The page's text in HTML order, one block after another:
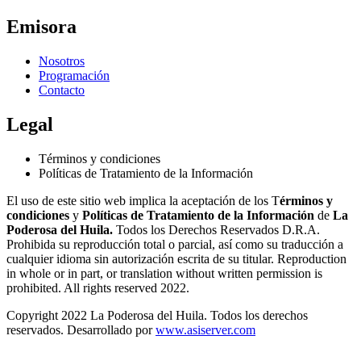
Emisora
Nosotros
Programación
Contacto
Legal
Términos y condiciones
Políticas de Tratamiento de la Información
El uso de este sitio web implica la aceptación de los Términos y
condiciones y Políticas de Tratamiento de la Información de La
Poderosa del Huila. Todos los Derechos Reservados D.R.A.
Prohibida su reproducción total o parcial, así como su traducción a
cualquier idioma sin autorización escrita de su titular. Reproduction
in whole or in part, or translation without written permission is
prohibited. All rights reserved 2022.
Copyright 2022 La Poderosa del Huila. Todos los derechos
reservados. Desarrollado porwww.asiserver.com